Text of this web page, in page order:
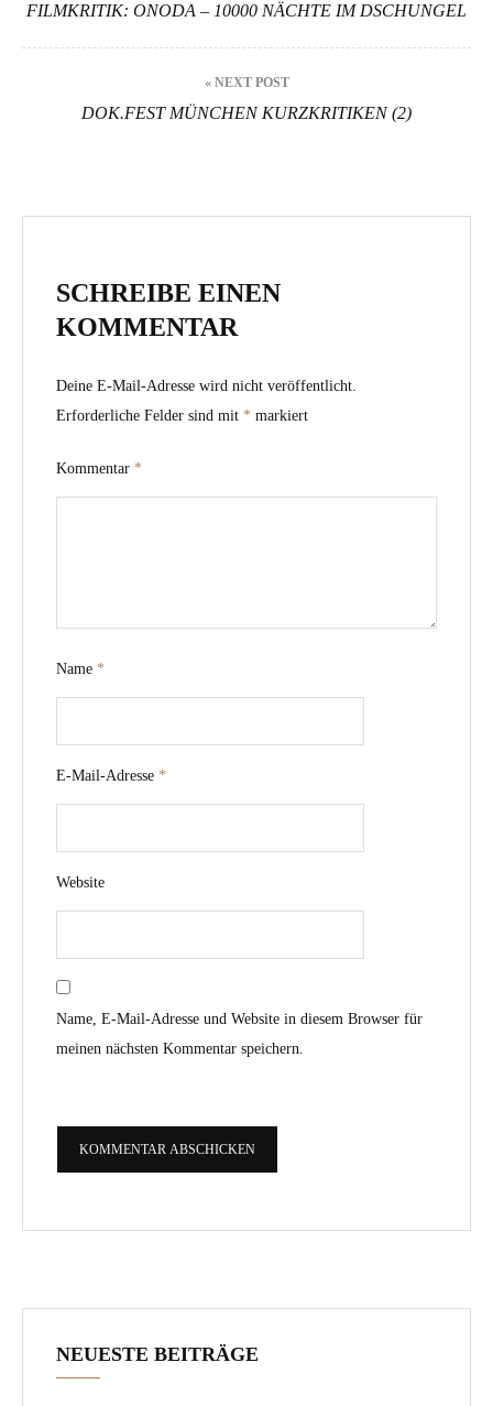
FILMKRITIK: ONODA – 10000 NÄCHTE IM DSCHUNGEL
« NEXT POST
DOK.FEST MÜNCHEN KURZKRITIKEN (2)
SCHREIBE EINEN
KOMMENTAR
Deine E-Mail-Adresse wird nicht veröffentlicht.
Erforderliche Felder sind mit * markiert
Kommentar *
Name *
E-Mail-Adresse *
Website
Name, E-Mail-Adresse und Website in diesem Browser für
meinen nächsten Kommentar speichern.
NEUESTE BEITRÄGE